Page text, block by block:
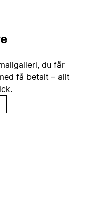
du får
få betalt – allt